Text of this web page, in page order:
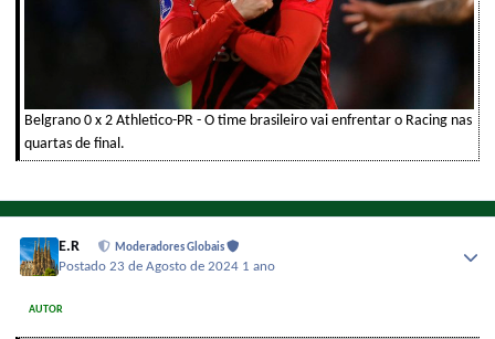
Belgrano 0 x 2 Athletico-PR - O time brasileiro vai enfrentar o Racing nas
quartas de final.
E.R Moderadores Globais
Postado23 de Agosto de 2024 1 ano
AUTOR